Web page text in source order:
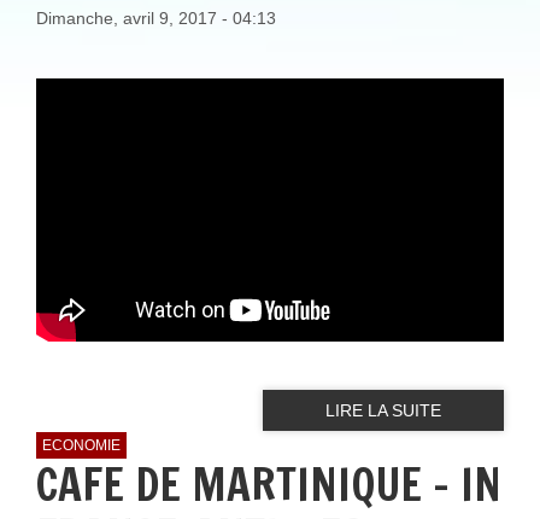
Dimanche, avril 9, 2017 - 04:13
LIRE LA SUITE
ECONOMIE
CAFE DE MARTINIQUE - IN